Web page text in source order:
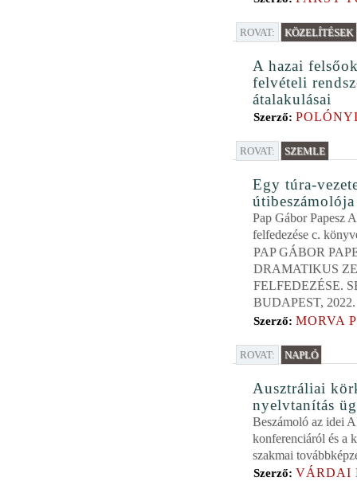
ROVAT: KÖZELÍTÉSEK
A hazai
felvételi
átalakulásai
Szerző:
ROVAT: SZEMLE
Egy túra-
útibeszámolója
Pap Gábor Papesz
felfedezése c.
PAP GÁBOR
DRAMATIKUS
FELFEDEZÉSE.
BUDAPEST, 2022.
Szerző: MORVA
ROVAT: NAPLÓ
Ausztráliai
nyelvtanítás
Beszámoló az idei
konferenciáról és a
szakmai
Szerző: VÁRDAI